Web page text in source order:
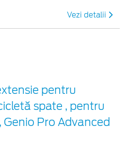
Vezi detalii
pentru
spate , pentru
Pro Advanced